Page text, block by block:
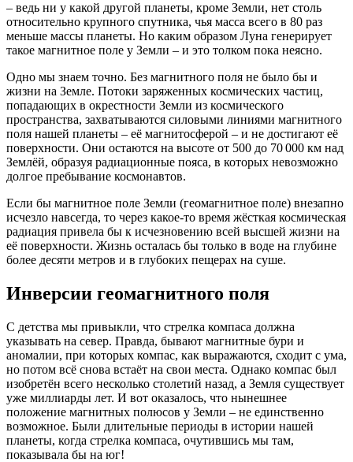
– ведь ни у какой другой планеты, кроме Земли, нет столь
относительно крупного спутника, чья масса всего в 80 раз
меньше массы планеты. Но каким образом Луна генерирует
такое магнитное поле у Земли – и это толком пока неясно.
Одно мы знаем точно. Без магнитного поля не было бы и
жизни на Земле. Потоки заряженных космических частиц,
попадающих в окрестности Земли из космического
пространства, захватываются силовыми линиями магнитного
поля нашей планеты – её магнитосферой – и не достигают её
поверхности. Они остаются на высоте от 500 до 70 000 км над
Землёй, образуя радиационные пояса, в которых невозможно
долгое пребывание космонавтов.
Если бы магнитное поле Земли (геомагнитное поле) внезапно
исчезло навсегда, то через какое-то время жёсткая космическая
радиация привела бы к исчезновению всей высшей жизни на
её поверхности. Жизнь осталась бы только в воде на глубине
более десяти метров и в глубоких пещерах на суше.
Инверсии геомагнитного поля
С детства мы привыкли, что стрелка компаса должна
указывать на север. Правда, бывают магнитные бури и
аномалии, при которых компас, как выражаются, сходит с ума,
но потом всё снова встаёт на свои места. Однако компас был
изобретён всего несколько столетий назад, а Земля существует
уже миллиарды лет. И вот оказалось, что нынешнее
положение магнитных полюсов у Земли – не единственно
возможное. Были длительные периоды в истории нашей
планеты, когда стрелка компаса, очутившись мы там,
показывала бы на юг!